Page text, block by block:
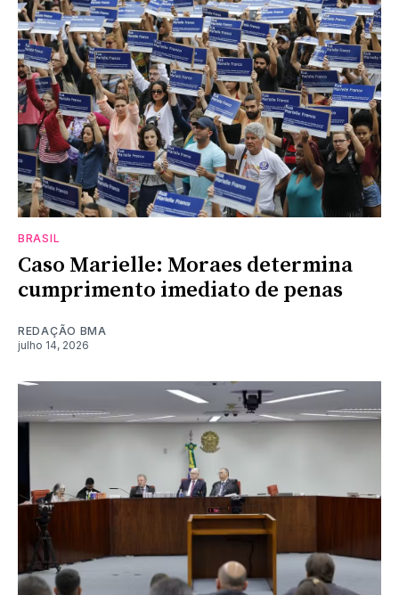
BRASIL
Caso Marielle: Moraes determina
cumprimento imediato de penas
REDAÇÃO BMA
julho 14, 2026